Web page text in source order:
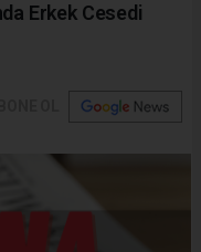
Erkek Cesedi